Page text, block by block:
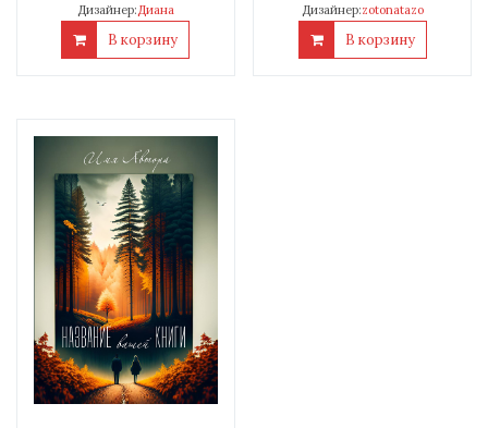
Дизайнер:Диана
В корзину
Дизайнер:zotonatazo
В корзину